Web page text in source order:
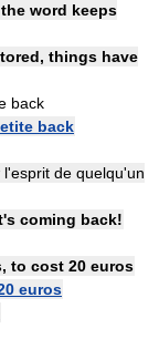
word keeps
things have
back
back
l'esprit de quelqu'un
coming back!
to cost 20 euros
euros